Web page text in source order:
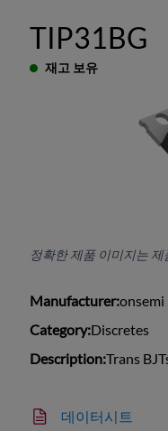
TIP31BG
재고 보유
정확한 제품 이미지는
Manufacturer:onsemi
Category:Discretes
Description:Trans
데이터시트